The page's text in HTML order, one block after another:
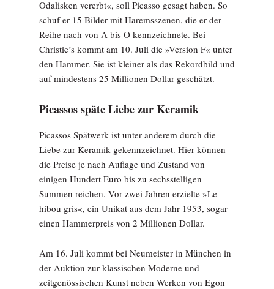
Odalisken vererbt«, soll Picasso gesagt haben. So
schuf er 15 Bilder mit Haremsszenen, die er der
Reihe nach von A bis O kennzeichnete. Bei
Christie’s kommt am 10. Juli die »Version F« unter
den Hammer. Sie ist kleiner als das Rekordbild und
auf mindestens 25 Millionen Dollar geschätzt.
Picassos späte Liebe zur Keramik
Picassos Spätwerk ist unter anderem durch die
Liebe zur Keramik gekennzeichnet. Hier können
die Preise je nach Auflage und Zustand von
einigen Hundert Euro bis zu sechsstelligen
Summen reichen. Vor zwei Jahren erzielte »Le
hibou gris«, ein Unikat aus dem Jahr 1953, sogar
einen Hammerpreis von 2 Millionen Dollar.
Am 16. Juli kommt bei Neumeister in München in
der Auktion zur klassischen Moderne und
zeitgenössischen Kunst neben Werken von Egon